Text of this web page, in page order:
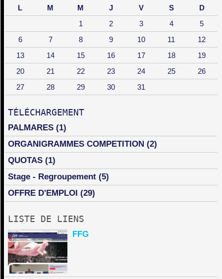
L
M M J V S
D
1
2 3 4
5
6
7 8 9 10 11
12
13
14 15 16 17 18
19
20
21 22 23 24 25
26
27
28 29 30 31
TÉLÉCHARGEMENT
PALMARES (1)
ORGANIGRAMMES COMPETITION (2)
QUOTAS (1)
Stage - Regroupement (5)
OFFRE D'EMPLOI (29)
LISTE DE LIENS
FFG